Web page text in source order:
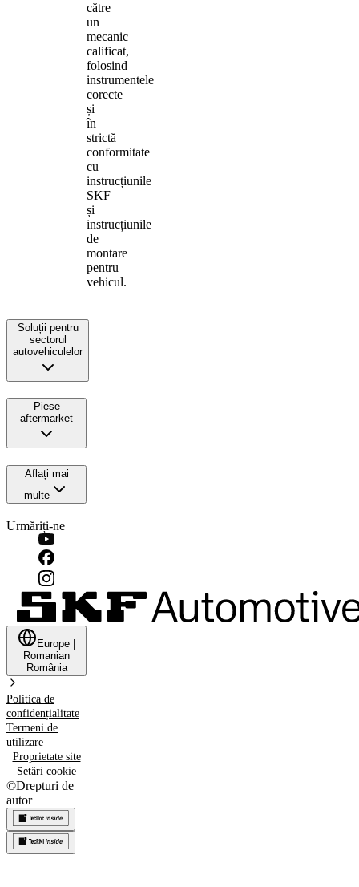
către
un
mecanic
calificat,
folosind
instrumentele
corecte
și
în
strictă
conformitate
cu
instrucțiunile
SKF
și
instrucțiunile
de
montare
pentru
vehicul.
Soluții pentru
sectorul
autovehiculelor
Piese
aftermarket
Aflați mai
multe
Urmăriți-ne
Europe
Romanian
România
Politica de
confidențialitate
Termeni de
utilizare
Proprietate site
Setări cookie
©Drepturi de
autor